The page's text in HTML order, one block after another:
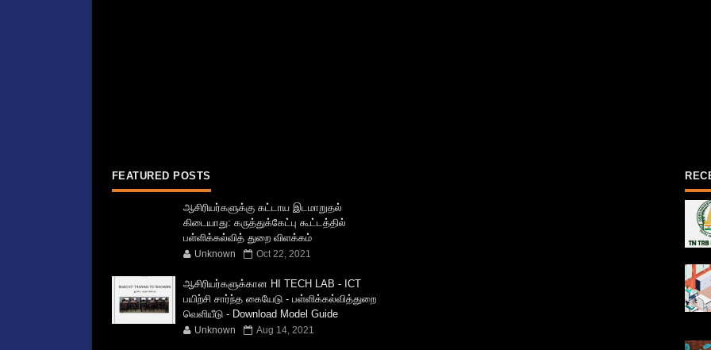
FEATURED POSTS
ஆசிரியர்களுக்கு கட்டாய இடமாறுதல்
கிடையாது: கருத்துக்கேட்பு கூட்டத்தில்
பள்ளிக்கல்வித் துறை விளக்கம்
Unknown Oct 22, 2021
ஆசிரியர்களுக்கான HI TECH LAB - ICT
பயிற்சி சார்ந்த கையேடு - பள்ளிக்கல்வித்துறை
வெளியீடு - Download Model Guide
Unknown Aug 14, 2021